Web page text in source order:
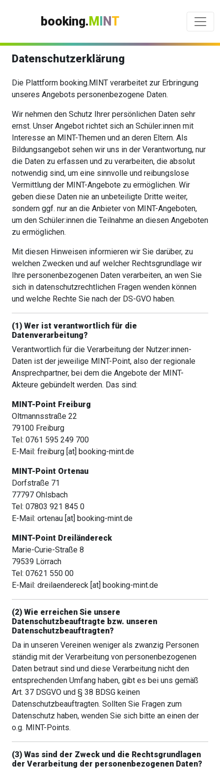
booking. M N T
Datenschutzerklärung
Die Plattform booking.MINT verarbeitet zur Erbringung
unseres Angebots personenbezogene Daten.
Wir nehmen den Schutz Ihrer persönlichen Daten sehr
ernst. Unser Angebot richtet sich an Schüler:innen mit
Interesse an MINT-Themen und an deren Eltern. Als
Bildungsangebot sehen wir uns in der Verantwortung, nur
die Daten zu erfassen und zu verarbeiten, die absolut
notwendig sind, um eine sinnvolle und reibungslose
Vermittlung der MINT-Angebote zu ermöglichen. Wir
geben diese Daten nie an unbeteiligte Dritte weiter,
sondern ggf. nur an die Anbieter von MINT-Angeboten,
um den Schüler:innen die Teilnahme an diesen Angeboten
zu ermöglichen.
Mit diesen Hinweisen informieren wir Sie darüber, zu
welchen Zwecken und auf welcher Rechtsgrundlage wir
Ihre personenbezogenen Daten verarbeiten, an wen Sie
sich in datenschutzrechtlichen Fragen wenden können
und welche Rechte Sie nach der DS-GVO haben.
(1) Wer ist verantwortlich für die
Datenverarbeitung?
Verantwortlich für die Verarbeitung der Nutzer:innen-
Daten ist der jeweilige MINT-Point, also der regionale
Ansprechpartner, bei dem die Angebote der MINT-
Akteure gebündelt werden. Das sind:
MINT-Point Freiburg
Oltmannsstraße 22
79100 Freiburg
Tel: 0761 595 249 700
E-Mail: freiburg [at] booking-mint.de
MINT-Point Ortenau
Dorfstraße 71
77797 Ohlsbach
Tel: 07803 921 845 0
E-Mail: ortenau [at] booking-mint.de
MINT-Point Dreiländereck
Marie-Curie-Straße 8
79539 Lörrach
Tel: 07621 550 00
E-Mail: dreilaendereck [at] booking-mint.de
(2) Wie erreichen Sie unsere
Datenschutzbeauftragte bzw. unseren
Datenschutzbeauftragten?
Da in unseren Vereinen weniger als zwanzig Personen
ständig mit der Verarbeitung von personenbezogenen
Daten betraut sind und diese Verarbeitung nicht den
entsprechenden Umfang haben, gibt es bei uns gemäß
Art. 37 DSGVO und § 38 BDSG keinen
Datenschutzbeauftragten. Sollten Sie Fragen zum
Datenschutz haben, wenden Sie sich bitte an einen der
o.g. MINT-Points.
(3) Was sind der Zweck und die Rechtsgrundlagen
der Verarbeitung der personenbezogenen Daten?